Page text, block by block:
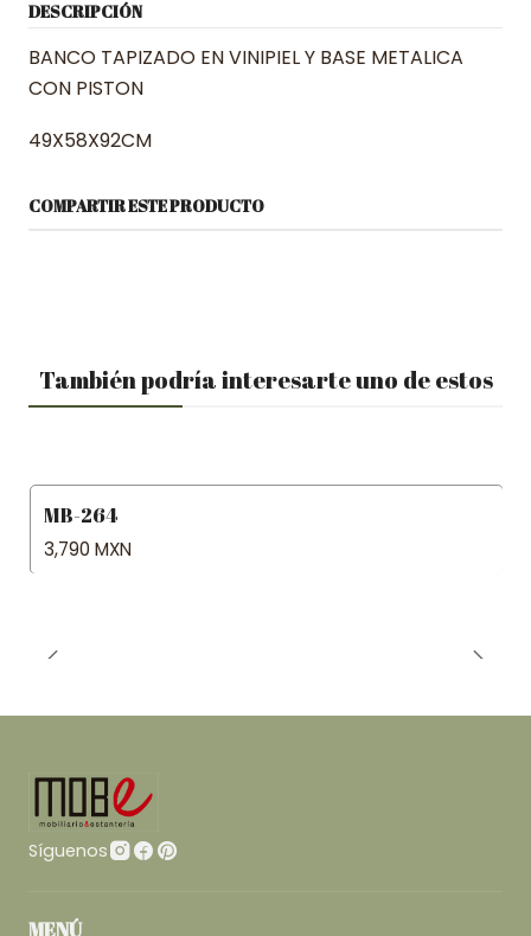
DESCRIPCIÓN
BANCO TAPIZADO EN VINIPIEL Y BASE METALICA
CON PISTON
49X58X92CM
COMPARTIR ESTE PRODUCTO
También podría interesarte uno de estos
MB-264
3,790 MXN
Síguenos
MENÚ